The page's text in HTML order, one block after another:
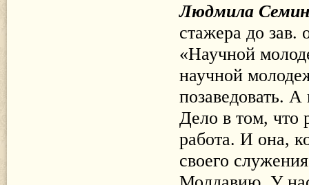
Людмила
стажера до зав.
«Научной
научной
позаведовать.
Дело в том, что
работа. И она,
своего